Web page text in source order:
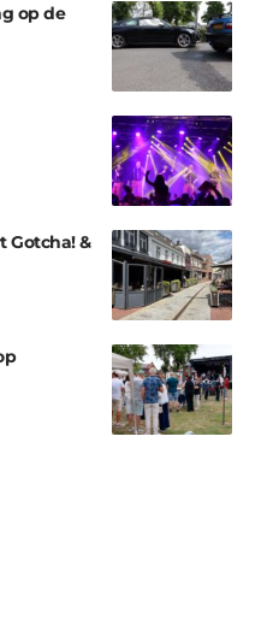
op de
Gotcha! &